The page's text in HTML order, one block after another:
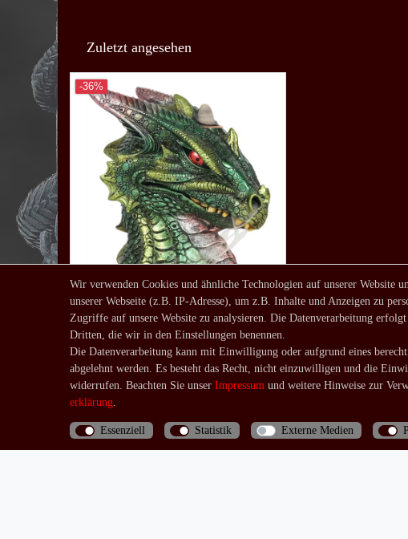
Zuletzt angesehen
-36%
Räucherkegelhalter Green
Dragonhead
UVP 24,90 € 15,90 € *
*inkl. ges. MwSt.zzgl.
Versandkosten
Wir verwenden Cookies und ähnliche Technologien auf unserer Website
unserer Webseite (z.B. IP-Adresse), um z.B. Inhalte und Anzeigen zu
Zugriffe auf unsere Website zu analysieren. Die Datenverarbeitung
Dritten, die wir in den Einstellungen benennen.
Die Datenverarbeitung kann mit Einwilligung oder aufgrund eines
abgelehnt werden. Es besteht das Recht, nicht einzuwilligen und die
widerrufen. Beachten Sie unser Impressum und weitere Hinweise zur
erklärung.
Essenziell Statistik Externe Medien